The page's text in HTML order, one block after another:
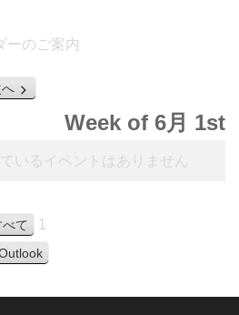
ーのご案内
Week of 6月 1st
いるイベントはありません
べて 1